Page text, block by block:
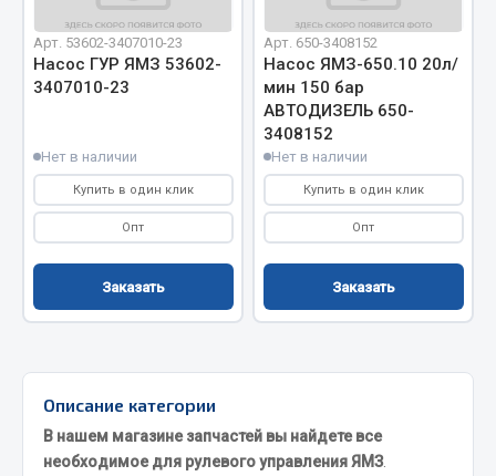
Показать ещё
Автомобильная электрика
Автолампы
Блоки реле и предохранителей
Показать ещё
Арт. 53602-3407010-23
Насос ГУР ЯМЗ 53602-
3407010-23
Нет в наличии
Купить в один клик
Опт
Заказать
Арт. 650-3408152
Насос ЯМЗ-650.10 20л/
мин 150 бар
АВТОДИЗЕЛЬ 650-
3408152
Нет в наличии
Купить в один клик
Опт
Заказать
Описание категории
В нашем магазине запчастей вы найдете все
необходимое для рулевого управления ЯМЗ.